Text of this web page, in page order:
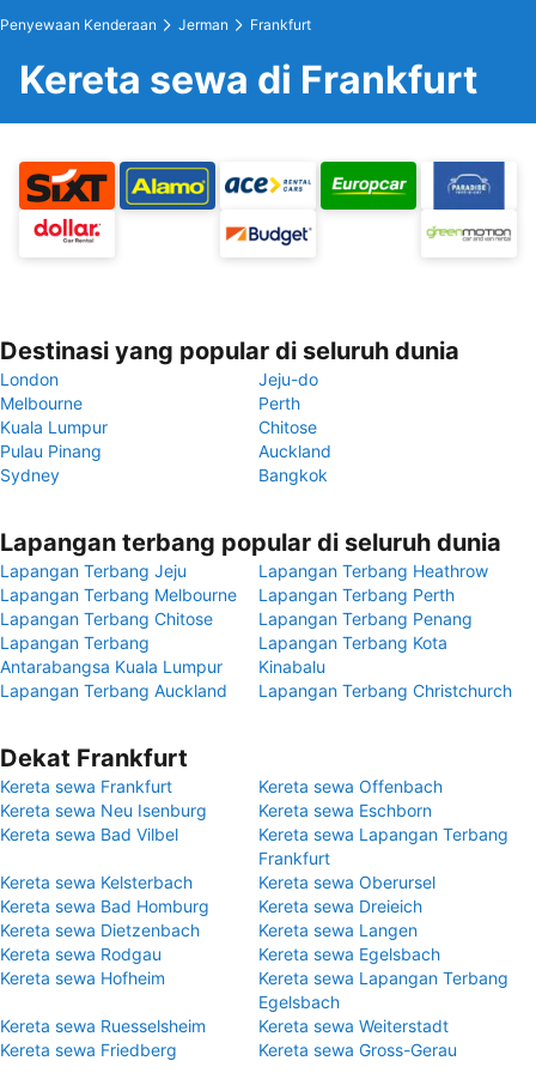
Penyewaan Kenderaan Jerman Frankfurt
Kereta sewa di Frankfurt
Destinasi yang popular di seluruh dunia
London
Jeju-do
Melbourne
Perth
Kuala Lumpur
Chitose
Pulau Pinang
Auckland
Sydney
Bangkok
Lapangan terbang popular di seluruh dunia
Lapangan Terbang Jeju
Lapangan Terbang Heathrow
Lapangan Terbang Melbourne
Lapangan Terbang Perth
Lapangan Terbang Chitose
Lapangan Terbang Penang
Lapangan Terbang
Antarabangsa Kuala Lumpur
Lapangan Terbang Kota
Kinabalu
Lapangan Terbang Auckland
Lapangan Terbang Christchurch
Dekat Frankfurt
Kereta sewa Frankfurt
Kereta sewa Offenbach
Kereta sewa Neu Isenburg
Kereta sewa Eschborn
Kereta sewa Bad Vilbel
Kereta sewa Lapangan Terbang
Frankfurt
Kereta sewa Kelsterbach
Kereta sewa Oberursel
Kereta sewa Bad Homburg
Kereta sewa Dreieich
Kereta sewa Dietzenbach
Kereta sewa Langen
Kereta sewa Rodgau
Kereta sewa Egelsbach
Kereta sewa Hofheim
Kereta sewa Lapangan Terbang
Egelsbach
Kereta sewa Ruesselsheim
Kereta sewa Weiterstadt
Kereta sewa Friedberg
Kereta sewa Gross-Gerau